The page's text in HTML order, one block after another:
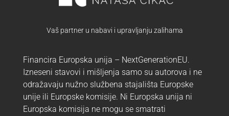
Vaš partner u nabavi i upravljanju zalihama
Financira Europska unija – NextGenerationEU.
Izneseni stavovi i mišljenja samo su autorova i ne
odražavaju nužno službena stajališta Europske
unije ili Europske komisije. Ni Europska unija ni
Europska komisija ne mogu se smatrati